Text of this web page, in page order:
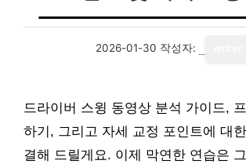
2026-01-30 작성자:
드라이버 스윙 동영상 분석 가이드,
하기, 그리고 자세 교정 포인트에 대
결해 드릴게요. 이제 막연한 연습은